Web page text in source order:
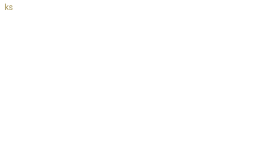
ks